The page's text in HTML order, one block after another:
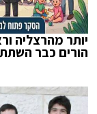
הורים כבר